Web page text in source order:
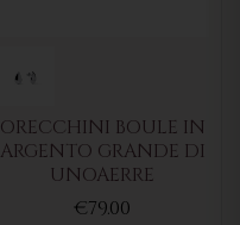
ORECCHINI BOULE IN
ARGENTO GRANDE DI
UNOAERRE
€79.00